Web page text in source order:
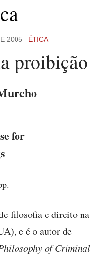
2005 ÉTICA
proibição
for
filosofia e direito na
e é o autor de
of Criminal